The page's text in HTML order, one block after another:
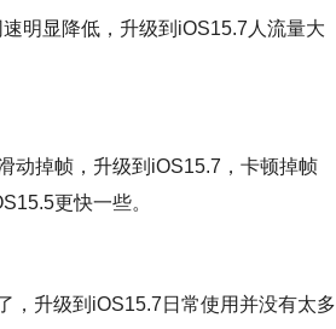
明显降低，升级到iOS15.7人流量大
动掉帧，升级到iOS15.7，卡顿掉帧
更快一些。
，升级到iOS15.7日常使用并没有太多